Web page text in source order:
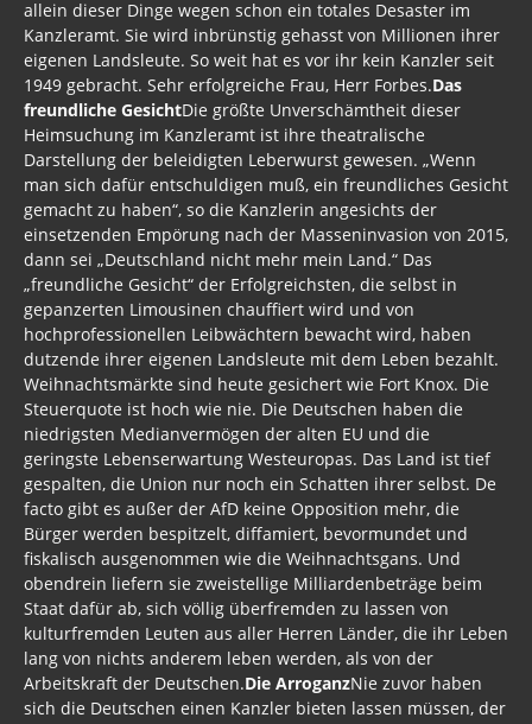
Gästebuch
allein dieser Dinge wegen schon ein totales Desaster im
Kanzleramt. Sie wird inbrünstig gehasst von Millionen ihrer
eigenen Landsleute. So weit hat es vor ihr kein Kanzler seit
1949 gebracht. Sehr erfolgreiche Frau, Herr Forbes.Das
freundliche GesichtDie größte Unverschämtheit dieser
Heimsuchung im Kanzleramt ist ihre theatralische
Darstellung der beleidigten Leberwurst gewesen. „Wenn
man sich dafür entschuldigen muß, ein freundliches Gesicht
gemacht zu haben“, so die Kanzlerin angesichts der
einsetzenden Empörung nach der Masseninvasion von 2015,
dann sei „Deutschland nicht mehr mein Land.“ Das
„freundliche Gesicht“ der Erfolgreichsten, die selbst in
gepanzerten Limousinen chauffiert wird und von
hochprofessionellen Leibwächtern bewacht wird, haben
dutzende ihrer eigenen Landsleute mit dem Leben bezahlt.
Weihnachtsmärkte sind heute gesichert wie Fort Knox. Die
Steuerquote ist hoch wie nie. Die Deutschen haben die
niedrigsten Medianvermögen der alten EU und die
geringste Lebenserwartung Westeuropas. Das Land ist tief
gespalten, die Union nur noch ein Schatten ihrer selbst. De
facto gibt es außer der AfD keine Opposition mehr, die
Bürger werden bespitzelt, diffamiert, bevormundet und
fiskalisch ausgenommen wie die Weihnachtsgans. Und
obendrein liefern sie zweistellige Milliardenbeträge beim
Staat dafür ab, sich völlig überfremden zu lassen von
kulturfremden Leuten aus aller Herren Länder, die ihr Leben
lang von nichts anderem leben werden, als von der
Arbeitskraft der Deutschen.Die ArroganzNie zuvor haben
sich die Deutschen einen Kanzler bieten lassen müssen, der